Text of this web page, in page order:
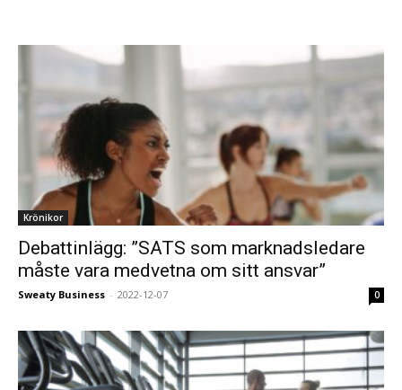
Krönikor
Debattinlägg: ”SATS som marknadsledare
måste vara medvetna om sitt ansvar”
Sweaty Business - 2022-12-07 0